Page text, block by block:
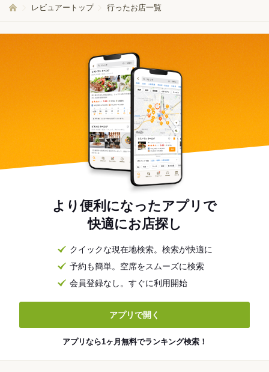
レビュアートップ 行ったお店一覧
より便利になったアプリで
快適にお店探し
クイックな現在地検索。検索が快適に
予約も簡単。空席をスムーズに検索
会員登録なし。すぐに利用開始
アプリで開く
アプリなら1ヶ月無料でランキング検索！